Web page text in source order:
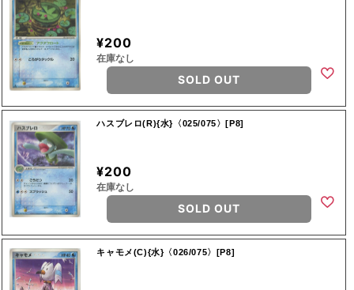
¥200
在庫なし
SOLD OUT
ハスブレロ(R){水}〈025/075〉[P8]
¥200
在庫なし
SOLD OUT
キャモメ(C){水}〈026/075〉[P8]